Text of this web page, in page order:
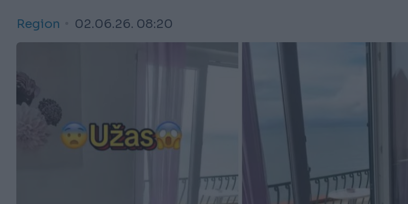
Region 02.06.26. 08:20